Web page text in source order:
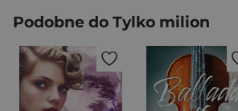
Podobne do Tylko milion